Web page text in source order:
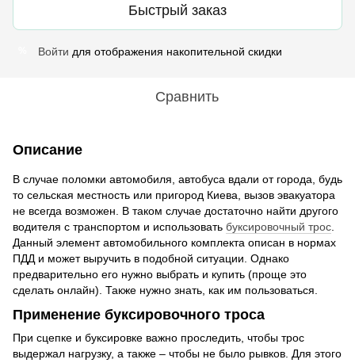
Быстрый заказ
Войти для отображения накопительной скидки
Сравнить
Описание
В случае поломки автомобиля, автобуса вдали от города, будь
то сельская местность или пригород Киева, вызов эвакуатора
не всегда возможен. В таком случае достаточно найти другого
водителя с транспортом и использовать буксировочный трос
Данный элемент автомобильного комплекта описан в нормах
ПДД и может выручить в подобной ситуации. Однако
предварительно его нужно выбрать и купить (проще это
сделать онлайн). Также нужно знать, как им пользоваться.
Применение буксировочного троса
При сцепке и буксировке важно проследить, чтобы трос
выдержал нагрузку, а также – чтобы не было рывков. Для этого